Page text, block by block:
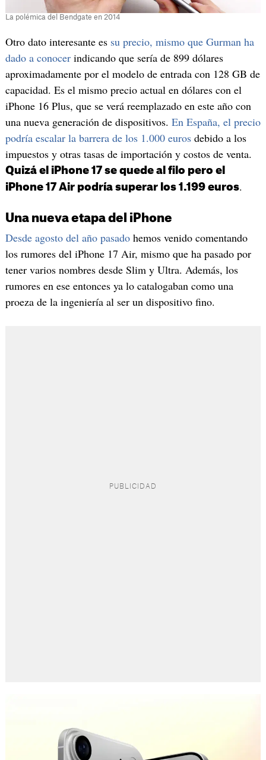
La polémica del Bendgate en 2014
Otro dato interesante es su precio, mismo que Gurman ha
dado a conocerindicando que sería de 899 dólares
aproximadamente por el modelo de entrada con 128 GB de
capacidad. Es el mismo precio actual en dólares con el
iPhone 16 Plus, que se verá reemplazado en este año con
una nueva generación de dispositivos. En España, el precio
podría escalar la barrera de los 1.000 eurosdebido a los
impuestos y otras tasas de importación y costos de venta.
Quizá el iPhone 17 se quede al filo pero el
iPhone 17 Air podría superar los 1.199 euros.
Una nueva etapa del iPhone
Desde agosto del año pasadohemos venido comentando
los rumores del iPhone 17 Air, mismo que ha pasado por
tener varios nombres desde Slim y Ultra. Además, los
rumores en ese entonces ya lo catalogaban como una
proeza de la ingeniería al ser un dispositivo fino.